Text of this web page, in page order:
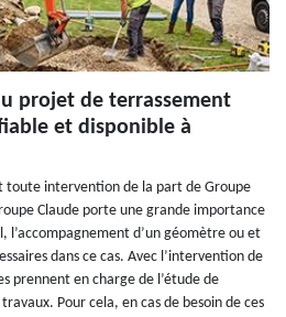
projet de terrassement
et disponible à
toute intervention de la part de Groupe
Claude porte une grande importance
l’accompagnement d’un géomètre ou et
dans ce cas. Avec l’intervention de
prennent en charge de l’étude de
Pour cela, en cas de besoin de ces